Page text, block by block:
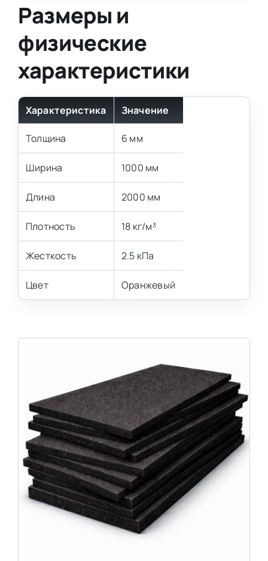
Размеры и
физические
характеристики
Характеристика Значение
Толщина 6 мм
Ширина 1000 мм
Длина 2000 мм
Плотность 18 кг/м³
Жесткость 2.5 кПа
Цвет Оранжевый